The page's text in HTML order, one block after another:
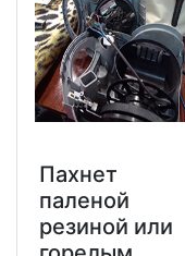
Пахнет
паленой
резиной или